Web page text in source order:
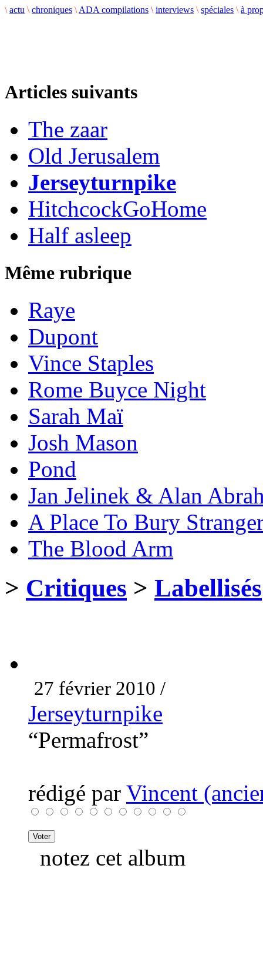
\ actu \ chroniques \ ADA compilations \ interviews \ spéciales \ à
Articles suivants
The zaar
Old Jerusalem
Jerseyturnpike
HitchcockGoHome
Half asleep
Même rubrique
Raye
Dupont
Vince Staples
Rome Buyce Night
Sarah Maï
Josh Mason
Pond
Jan Jelinek & Alan
A Place To Bury
The Blood Arm
> Critiques > Labellisés
27 février 2010 /
Jerseyturnpike
“Permafrost”
rédigé par Vincent
notez cet album